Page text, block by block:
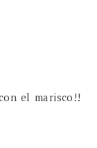
el marisco!!